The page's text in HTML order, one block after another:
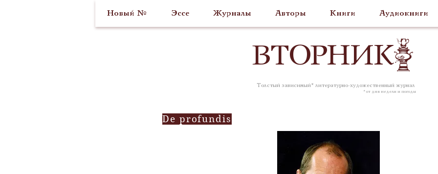
Новый № Эссе Журналы Авторы Книги Аудиокниги
ВТОРНИК
Толстый зависимый* литературно-художественный журнал
* от дня недели и погоды
De profundis